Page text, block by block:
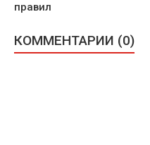
правил
КОММЕНТАРИИ (0)